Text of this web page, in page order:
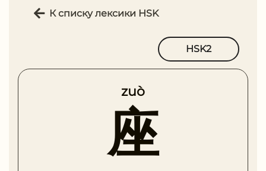
К списку лексики HSK
HSK2
zuò
座